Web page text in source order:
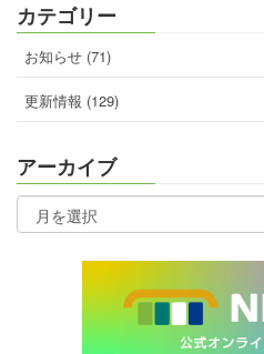
カテゴリー
お知らせ (71)
更新情報 (129)
アーカイブ